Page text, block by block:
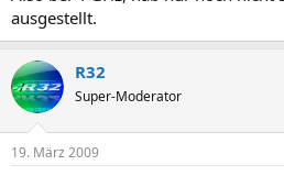
ausgestellt.
R32
Super-Moderator
19. März 2009